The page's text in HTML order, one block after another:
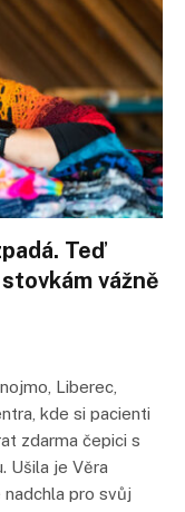
Teď
vážně
Liberec,
kde si pacienti
zdarma čepici s
Ušila je Věra
nadchla pro svůj